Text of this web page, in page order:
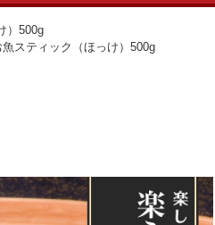
）500g
スティック（ほっけ）500g